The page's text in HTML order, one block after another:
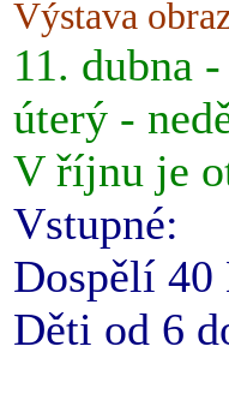
Výstava
11. dubna
úterý -
V říjnu je
Vstupné:
Dospělí 40
Děti od 6